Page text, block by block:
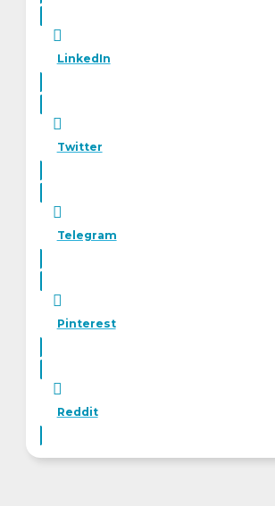
LinkedIn
Twitter
Telegram
Pinterest
Reddit